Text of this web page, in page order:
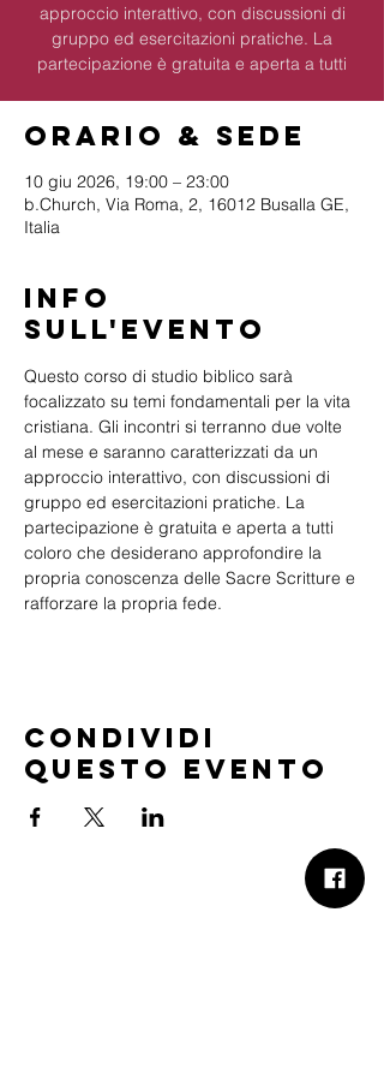
approccio interattivo, con discussioni di
gruppo ed esercitazioni pratiche. La
partecipazione è gratuita e aperta a tutti
Orario & Sede
10 giu 2026, 19:00 – 23:00
b.Church, Via Roma, 2, 16012 Busalla GE,
Italia
Info
sull'evento
Questo corso di studio biblico sarà
focalizzato su temi fondamentali per la vita
cristiana. Gli incontri si terranno due volte
al mese e saranno caratterizzati da un
approccio interattivo, con discussioni di
gruppo ed esercitazioni pratiche. La
partecipazione è gratuita e aperta a tutti
coloro che desiderano approfondire la
propria conoscenza delle Sacre Scritture e
rafforzare la propria fede.
Condividi
questo evento